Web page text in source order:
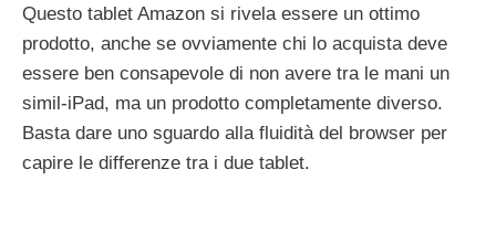
Questo tablet Amazon si rivela essere un ottimo
prodotto, anche se ovviamente chi lo acquista deve
essere ben consapevole di non avere tra le mani un
simil-iPad, ma un prodotto completamente diverso.
Basta dare uno sguardo alla fluidità del browser per
capire le differenze tra i due tablet.